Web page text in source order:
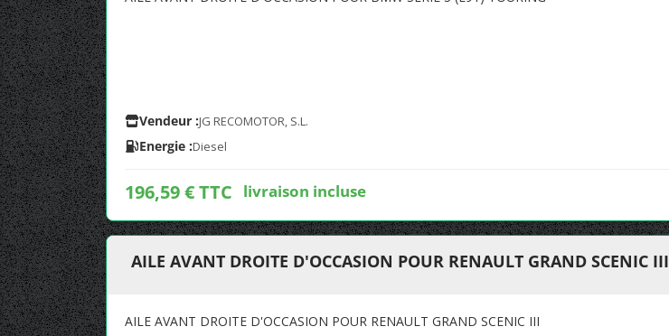
Vendeur :JG RECOMOTOR, S.L.
Energie :Diesel
196,59 € TTC livraison incluse
AILE AVANT DROITE D'OCCASION POUR RENAULT GRAND SCENIC III
AILE AVANT DROITE D'OCCASION POUR RENAULT GRAND SCENIC III